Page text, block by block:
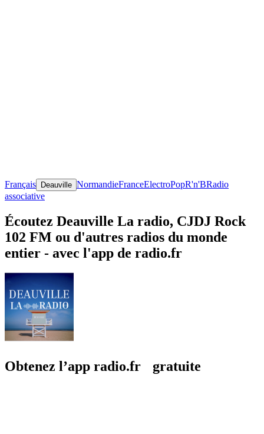
Français Deauville NormandieFranceElectroPopR'n'BRadio
associative
Écoutez Deauville La radio, CJDJ Rock
102 FM ou d'autres radios du monde
entier - avec l'app de radio.fr
Obtenez l’app radio.fr gratuite